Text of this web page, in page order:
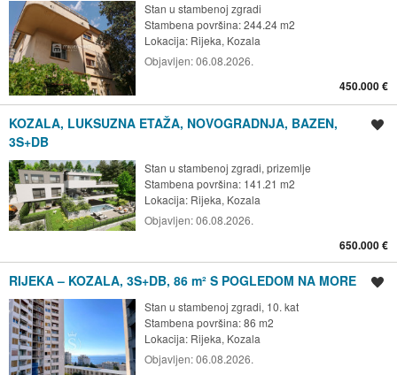
Stan u stambenoj zgradi
Stambena površina: 244.24 m2
Lokacija: Rijeka, Kozala
Objavljen:06.08.2026.
450.000 €
KOZALA, LUKSUZNA ETAŽA, NOVOGRADNJA, BAZEN,
3S+DB
Stan u stambenoj zgradi, prizemlje
Stambena površina: 141.21 m2
Lokacija: Rijeka, Kozala
Objavljen:06.08.2026.
650.000 €
RIJEKA – KOZALA, 3S+DB, 86 m² S POGLEDOM NA MORE
Stan u stambenoj zgradi, 10. kat
Stambena površina: 86 m2
Lokacija: Rijeka, Kozala
Objavljen:06.08.2026.